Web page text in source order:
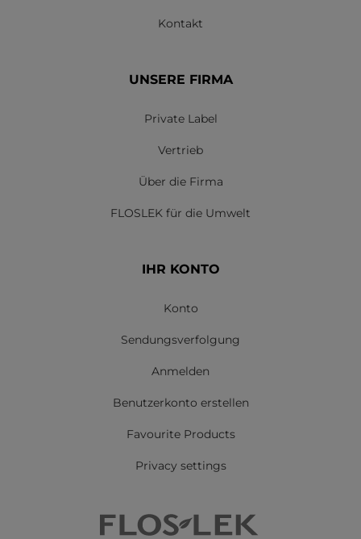
Kontakt
UNSERE FIRMA
Private Label
Vertrieb
Über die Firma
FLOSLEK für die Umwelt
IHR KONTO
Konto
Sendungsverfolgung
Anmelden
Benutzerkonto erstellen
Favourite Products
Privacy settings